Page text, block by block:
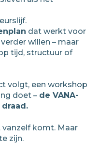
dat werkt voor
willen – maar
tijd, structuur of
volgt, een workshop
doet – de VANA-
komt. Maar
zijn.